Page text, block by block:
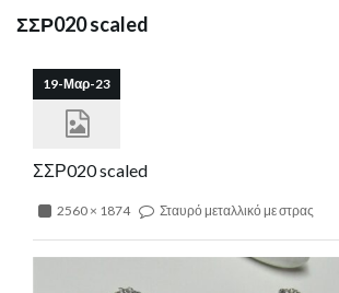
ΣΣΡ020 scaled
19-Μαρ-23
ΣΣΡ020 scaled
2560 × 1874 Σταυρό μεταλλικό με στρας